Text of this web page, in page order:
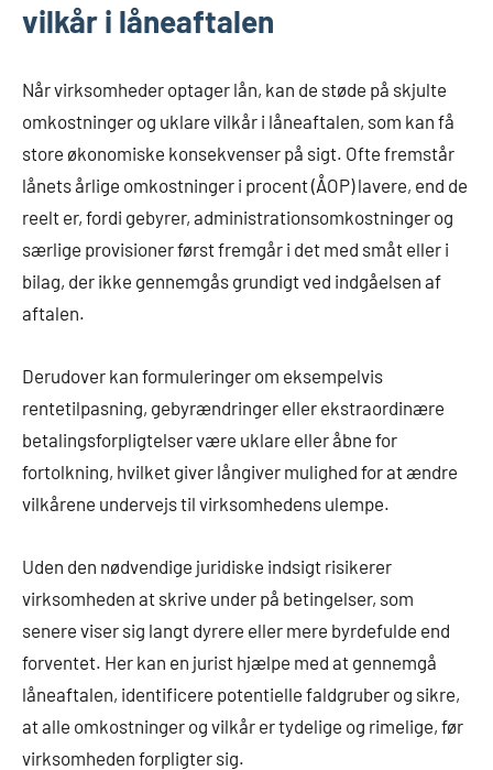
vilkår i låneaftalen
Når virksomheder optager lån, kan de støde på skjulte
omkostninger og uklare vilkår i låneaftalen, som kan få
store økonomiske konsekvenser på sigt. Ofte fremstår
lånets årlige omkostninger i procent (ÅOP) lavere, end de
reelt er, fordi gebyrer, administrationsomkostninger og
særlige provisioner først fremgår i det med småt eller i
bilag, der ikke gennemgås grundigt ved indgåelsen af
aftalen.
Derudover kan formuleringer om eksempelvis
rentetilpasning, gebyrændringer eller ekstraordinære
betalingsforpligtelser være uklare eller åbne for
fortolkning, hvilket giver långiver mulighed for at ændre
vilkårene undervejs til virksomhedens ulempe.
Uden den nødvendige juridiske indsigt risikerer
virksomheden at skrive under på betingelser, som
senere viser sig langt dyrere eller mere byrdefulde end
forventet. Her kan en jurist hjælpe med at gennemgå
låneaftalen, identificere potentielle faldgruber og sikre,
at alle omkostninger og vilkår er tydelige og rimelige, før
virksomheden forpligter sig.